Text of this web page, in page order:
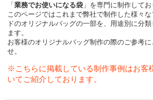
「業務でお使いになる袋 」を専門に制作してお
このページではこれまで弊社で制作した様々
ドのオリジナルバッグの一部を、用途別に分
ます。
お客様のオリジナルバッグ制作の際のご参考に
せ。
※こちらに掲載している制作事例はお客
いてご紹介しております。